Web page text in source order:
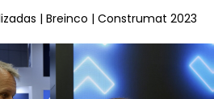
| Breinco | Construmat 2023